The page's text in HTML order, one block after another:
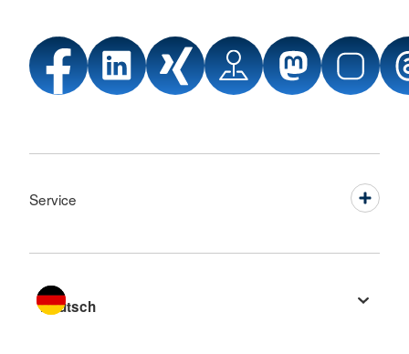
Service
Sprache wechseln zu